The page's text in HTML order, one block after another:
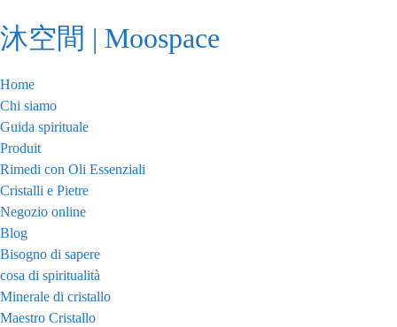
al
contenuto
沐空間 | Moospace
Home
Chi siamo
Guida spirituale
Produit
Rimedi con Oli Essenziali
Cristalli e Pietre
Negozio online
Blog
Bisogno di sapere
cosa di spiritualità
Minerale di cristallo
Maestro Cristallo